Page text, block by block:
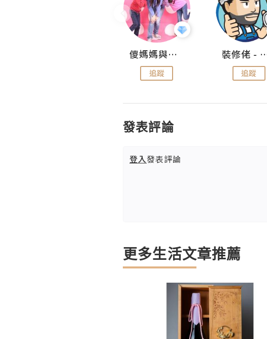
儍媽媽與兩隻小魔怪之家
追蹤
裝修佬 - 香港一站
追蹤
發表評論
登入發表評論
更多生活文章推薦